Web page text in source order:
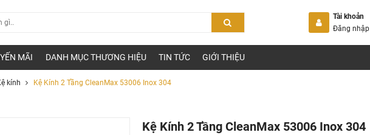
Tài khoản
Đăng nhập
MÃI DANH MỤC THƯƠNG HIỆU TIN TỨC GIỚI THIỆU
kính Kệ Kính 2 Tầng CleanMax 53006 Inox 304
Kệ Kính 2 Tầng CleanMax 53006 Inox 304